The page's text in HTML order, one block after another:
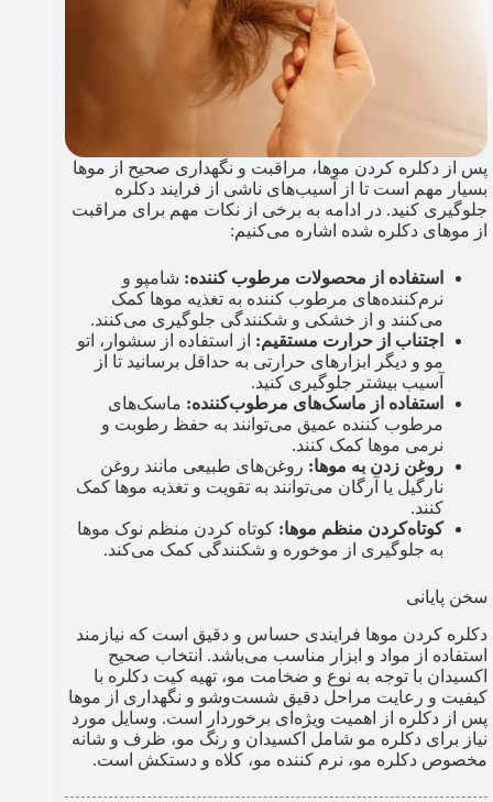
پس از دکلره کردن موها، مراقبت و نگهداری صحیح از موها
بسیار مهم است تا از آسیب‌های ناشی از فرایند دکلره
جلوگیری کنید. در ادامه به برخی از نکات مهم برای مراقبت
از موهای دکلره شده اشاره می‌کنیم:
استفاده از محصولات مرطوب کننده: شامپو و
نرم‌کننده‌های مرطوب کننده به تغذیه موها کمک
می‌کنند و از خشکی و شکنندگی جلوگیری می‌کنند.
اجتناب از حرارت مستقیم: از استفاده از سشوار، اتو
مو و دیگر ابزارهای حرارتی به حداقل برسانید تا از
آسیب بیشتر جلوگیری کنید.
استفاده از ماسک‌های مرطوب‌کننده: ماسک‌های
مرطوب کننده عمیق می‌توانند به حفظ رطوبت و
نرمی موها کمک کنند.
روغن زدن به موها: روغن‌های طبیعی مانند روغن
نارگیل یا آرگان می‌توانند به تقویت و تغذیه موها کمک
کنند.
کوتاه‌کردن منظم موها: کوتاه کردن منظم نوک موها
به جلوگیری از موخوره و شکنندگی کمک می‌کند.
سخن پایانی
دکلره کردن موها فرایندی حساس و دقیق است که نیازمند
استفاده از مواد و ابزار مناسب می‌باشد. انتخاب صحیح
اکسیدان با توجه به نوع و ضخامت مو، تهیه کیت دکلره با
کیفیت و رعایت مراحل دقیق شست‌وشو و نگهداری از موها
پس از دکلره از اهمیت ویژه‌ای برخوردار است. وسایل مورد
نیاز برای دکلره مو شامل اکسیدان و رنگ مو، ظرف و شانه
مخصوص دکلره مو، نرم کننده مو، کلاه و دستکش است.